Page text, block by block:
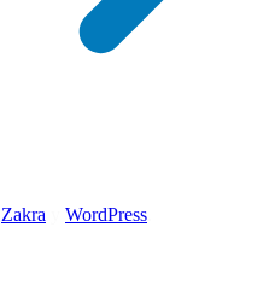
Zakra WordPress